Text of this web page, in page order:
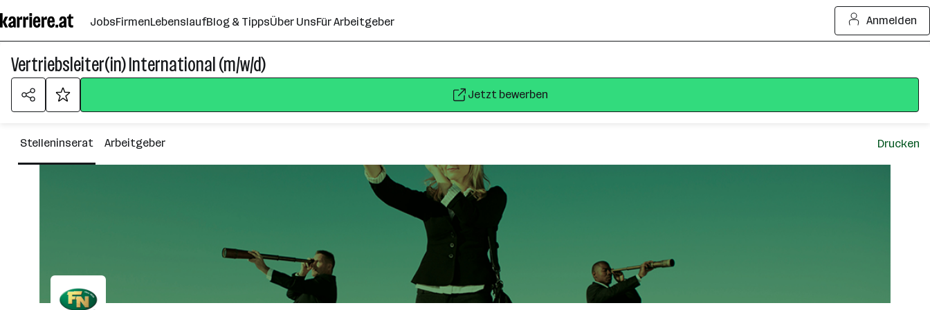
Seiteninhalt
springen
JobsFirmenLebenslaufBlog & TippsÜber UnsFür Arbeitgeber Anmelden
Vertriebsleiter(in) International (m/w/d)
Jetzt bewerben
Stelleninserat Arbeitgeber Drucken